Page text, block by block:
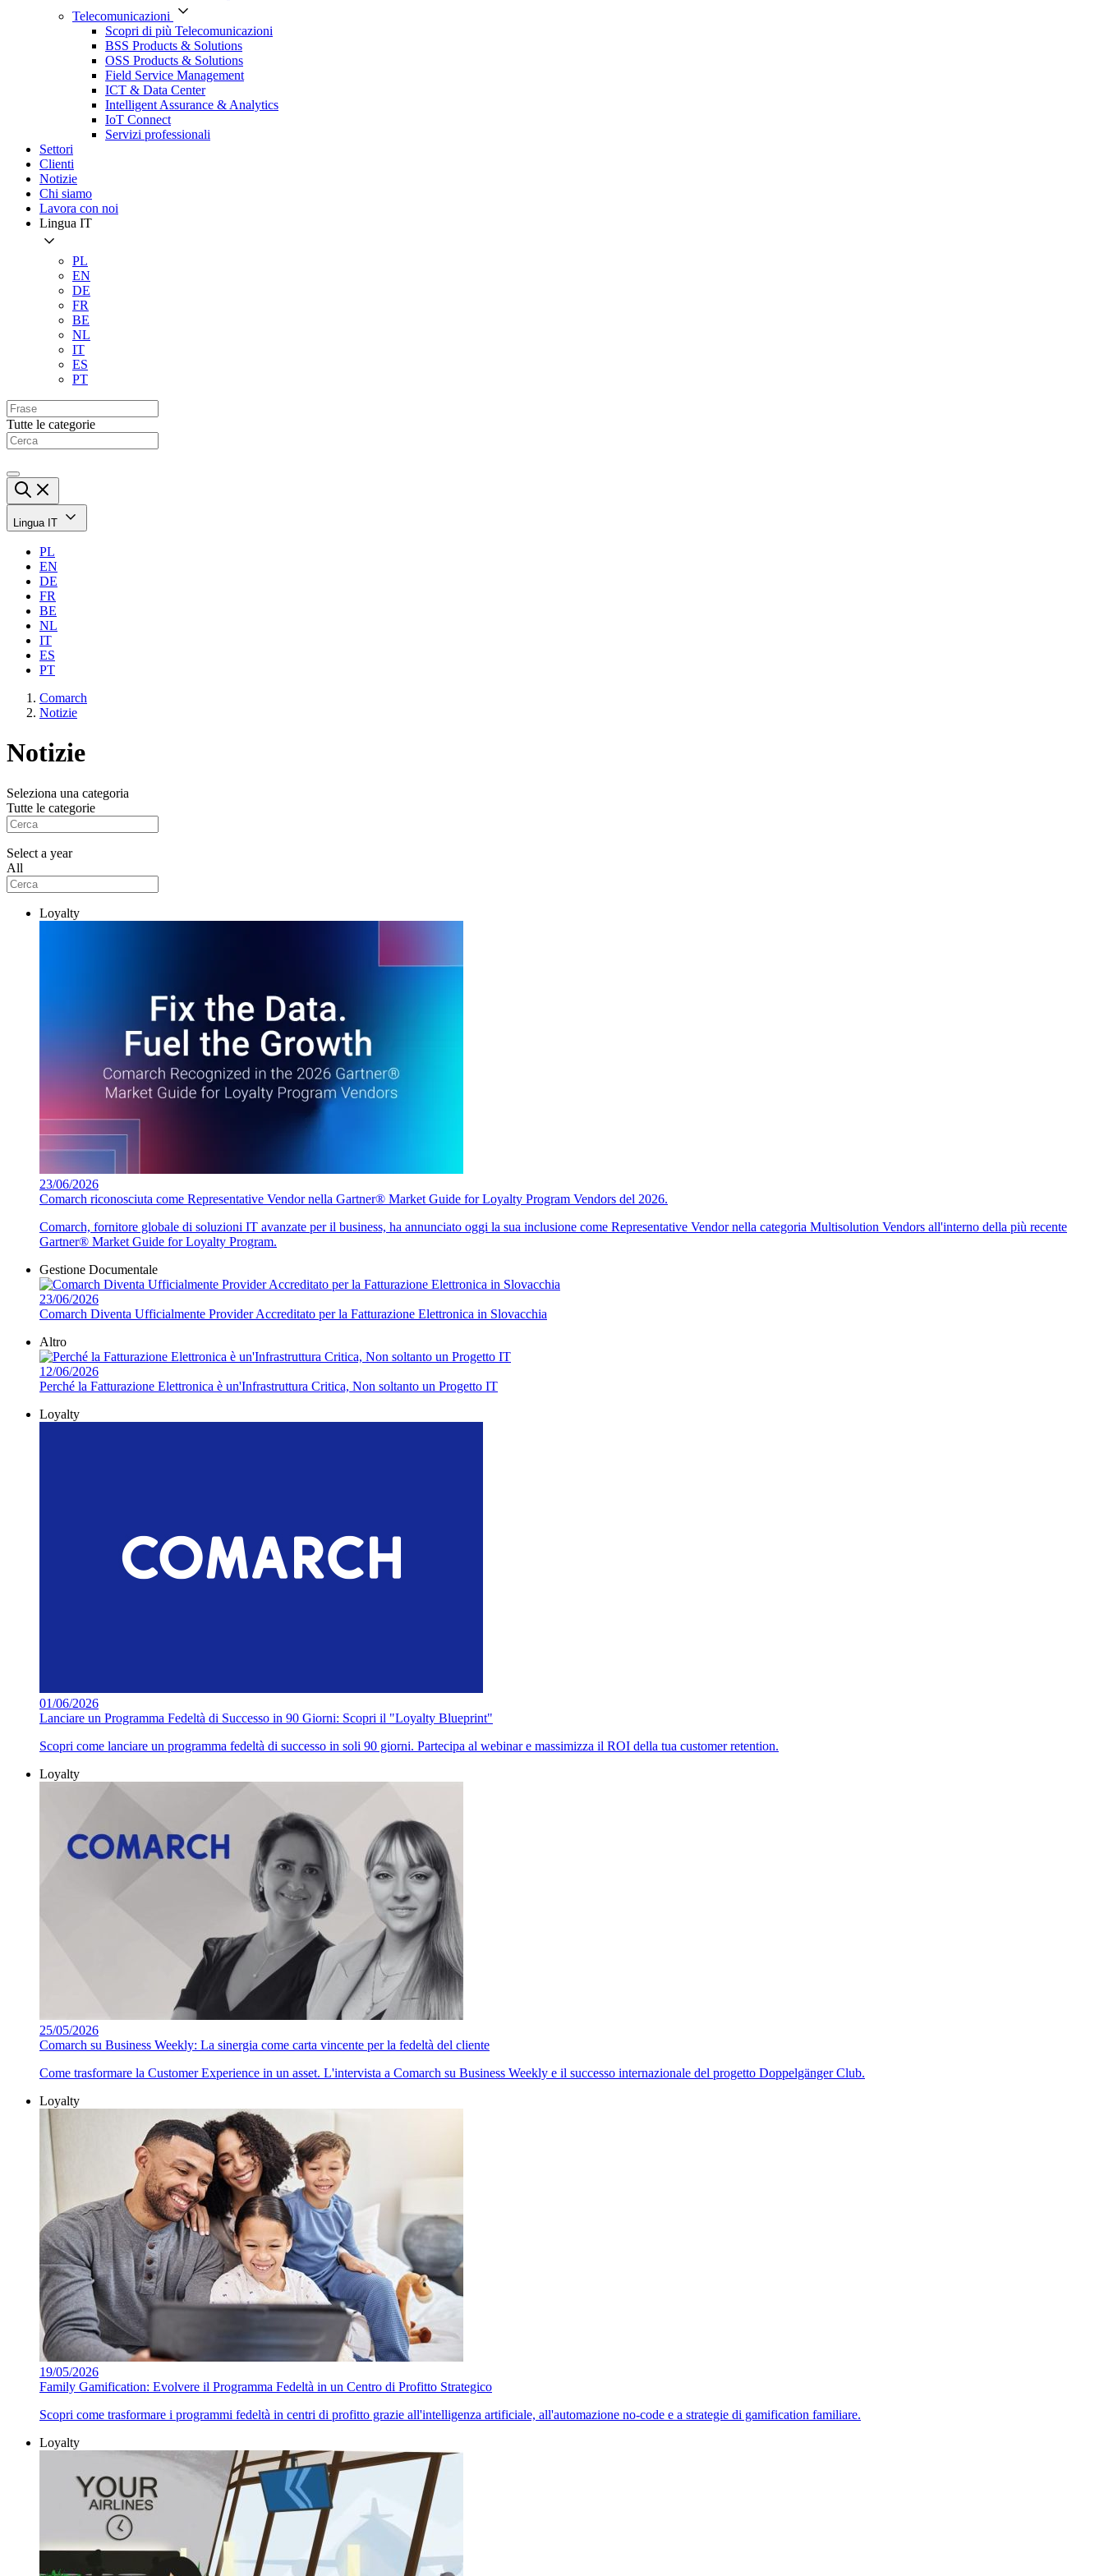
Telecomunicazioni
Scopri di più Telecomunicazioni
BSS Products & Solutions
OSS Products & Solutions
Field Service Management
ICT & Data Center
Intelligent Assurance & Analytics
IoT Connect
Servizi professionali
Settori
Clienti
Notizie
Chi siamo
Lavora con noi
Lingua IT
PL
EN
DE
FR
BE
NL
IT
ES
PT
Tutte le categorie
Lingua IT
PL
EN
DE
FR
BE
NL
IT
ES
PT
Comarch
Notizie
Notizie
Seleziona una categoria
Tutte le categorie
Select a year
All
Loyalty
23/06/2026
Comarch riconosciuta come Representative Vendor nella Gartner® Market Guide for Loyalty Program Vendors del 2026.
Comarch, fornitore globale di soluzioni IT avanzate per il business, ha annunciato oggi la sua inclusione come Representative Vendor nella categoria Multisolution Vendors all'interno della più recente
Gartner® Market Guide for Loyalty Program.
Gestione Documentale
23/06/2026
Comarch Diventa Ufficialmente Provider Accreditato per la Fatturazione Elettronica in Slovacchia
Altro
12/06/2026
Perché la Fatturazione Elettronica è un'Infrastruttura Critica, Non soltanto un Progetto IT
Loyalty
01/06/2026
Lanciare un Programma Fedeltà di Successo in 90 Giorni: Scopri il "Loyalty Blueprint"
Scopri come lanciare un programma fedeltà di successo in soli 90 giorni. Partecipa al webinar e massimizza il ROI della tua customer retention.
Loyalty
25/05/2026
Comarch su Business Weekly: La sinergia come carta vincente per la fedeltà del cliente
Come trasformare la Customer Experience in un asset. L'intervista a Comarch su Business Weekly e il successo internazionale del progetto Doppelgänger Club.
Loyalty
19/05/2026
Family Gamification: Evolvere il Programma Fedeltà in un Centro di Profitto Strategico
Scopri come trasformare i programmi fedeltà in centri di profitto grazie all'intelligenza artificiale, all'automazione no-code e a strategie di gamification familiare.
Loyalty